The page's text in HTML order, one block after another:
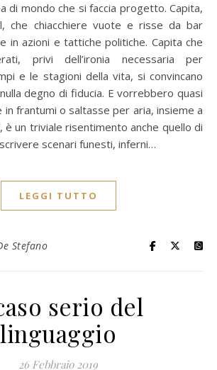
di mondo che si faccia progetto. Capita,
che chiacchiere vuote e risse da bar
in azioni e tattiche politiche. Capita che
privi dell’ironia necessaria per
e le stagioni della vita, si convincano
degno di fiducia. E vorrebbero quasi
frantumi o saltasse per aria, insieme a
un triviale risentimento anche quello di
scenari funesti, inferni…
LEGGI TUTTO
Stefano
serio del
linguaggio
26 Febbraio 2019